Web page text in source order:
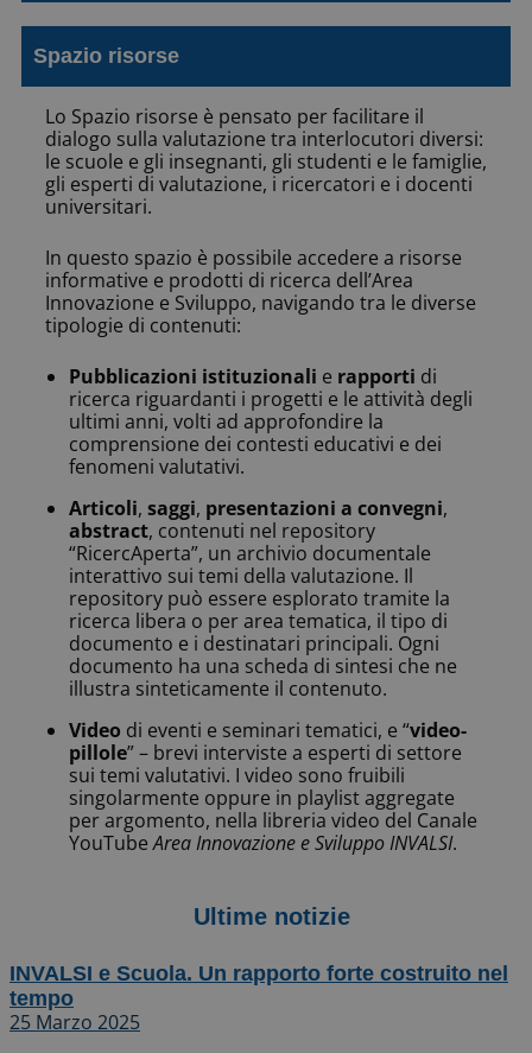
Spazio risorse​
Lo Spazio risorse è pensato per facilitare il
dialogo sulla valutazione tra interlocutori diversi:
le scuole e gli insegnanti, gli studenti e le famiglie,
gli esperti di valutazione, i ricercatori e i docenti
universitari.
In questo spazio è possibile accedere a risorse
informative e prodotti di ricerca dell’Area
Innovazione e Sviluppo, navigando tra le diverse
tipologie di contenuti:
Pubblicazioni istituzionali e rapporti di
ricerca riguardanti i progetti e le attività degli
ultimi anni, volti ad approfondire la
comprensione dei contesti educativi e dei
fenomeni valutativi.
Articoli, saggi, presentazioni a convegni,
abstract, contenuti nel repository
“RicercAperta”, un archivio documentale
interattivo sui temi della valutazione. Il
repository può essere esplorato tramite la
ricerca libera o per area tematica, il tipo di
documento e i destinatari principali. Ogni
documento ha una scheda di sintesi che ne
illustra sinteticamente il contenuto.
Video di eventi e seminari tematici, e “video-
pillole” – brevi interviste a esperti di settore
sui temi valutativi. I video sono fruibili
singolarmente oppure in playlist aggregate
per argomento, nella libreria video del Canale
YouTubeArea Innovazione e Sviluppo INVALSI.
Ultime notizie
INVALSI e Scuola. Un rapporto forte costruito nel
tempo
25 Marzo 2025